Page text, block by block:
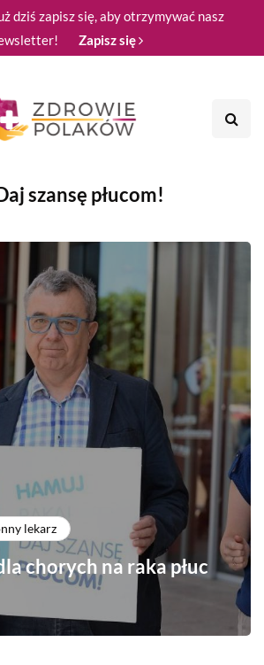
dziś zapisz się, aby otrzymywać nasz
Zapisz się
szansę płucom!
lekarz
chorych na raka płuc